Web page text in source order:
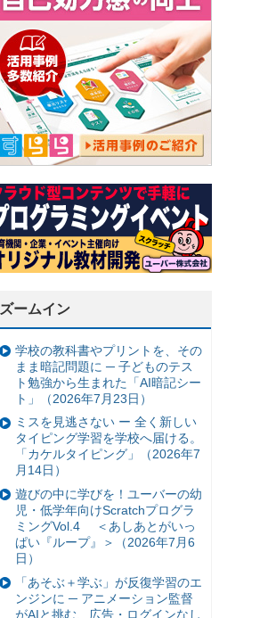
ズームイン
学校の教科書やプリントを、その
まま暗記問題に ─ 子どものテス
ト勉強から生まれた「AI暗記シー
ト」（2026年7月23日）
ミスを見逃さない ー 全く新しい
タイピング学習を学校へ届ける。
「カケルタイピング」（2026年7
月14日）
遊びの中に学びを！ユーバーの幼
児・低学年向けScratchプログラ
ミングVol.4 ＜あしあとがいっ
ぱい『ループ』＞（2026年7月6
日）
「あそぶ＋学ぶ」が反復学習のエ
ンジンに ─ アニメーション監督
がAIと挑む、広告・ログインなし